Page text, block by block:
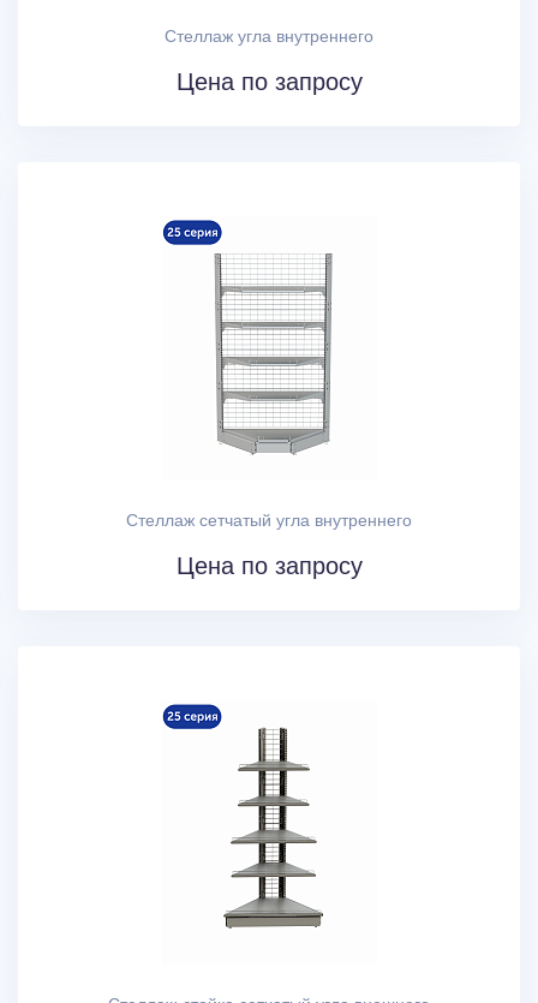
Стеллаж угла внутреннего
Цена по запросу
Стеллаж сетчатый угла внутреннего
Цена по запросу